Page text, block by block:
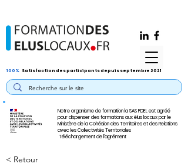
Notre organisme de formation la SAS FDEL est agréé
pour dispenser des formations aux élus locaux par le
Ministère de la Cohésion des Territoires et des Relations
avec les Collectivités Territoriales
Téléchargement de l'agrément
100% Satisfaction des participants depuis septembre 2021
< Retour